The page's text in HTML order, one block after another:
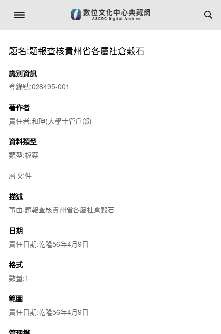
題名:題報查核貴州省各屬社倉穀石
識別資訊
登錄號:028495-001
著作者
責任者:和珅(大學士管戶部)
資料類型
類型:檔案
層次:件
描述
事由:題報查核貴州省各屬社倉穀石
日期
責任日期:乾隆56年4月9日
格式
數量:1
範圍
責任日期:乾隆56年4月9日